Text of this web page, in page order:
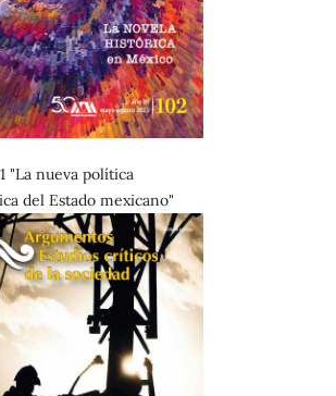
"La nueva política
del Estado mexicano"